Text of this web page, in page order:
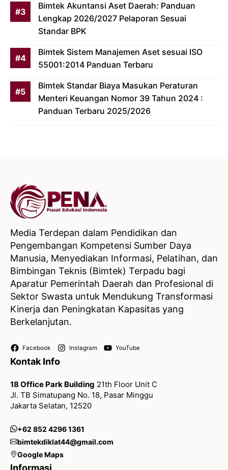
Bimtek Akuntansi Aset Daerah: Panduan
Lengkap 2026/2027 Pelaporan Sesuai
Standar BPK
Bimtek Sistem Manajemen Aset sesuai ISO
55001:2014 Panduan Terbaru
Bimtek Standar Biaya Masukan Peraturan
Menteri Keuangan Nomor 39 Tahun 2024 :
Panduan Terbaru 2025/2026
Media Terdepan dalam Pendidikan dan
Pengembangan Kompetensi Sumber Daya
Manusia, Menyediakan Informasi, Pelatihan, dan
Bimbingan Teknis (Bimtek) Terpadu bagi
Aparatur Pemerintah Daerah dan Profesional di
Sektor Swasta untuk Mendukung Transformasi
Kinerja dan Peningkatan Kapasitas yang
Berkelanjutan.
Facebook Instagram YouTube
Kontak Info
18 Office Park Building 21th Floor Unit C
Jl. TB Simatupang No. 18, Pasar Minggu
Jakarta Selatan, 12520
+62 852 4296 1361
bimtekdiklat44@gmail.com
Google Maps
Informasi